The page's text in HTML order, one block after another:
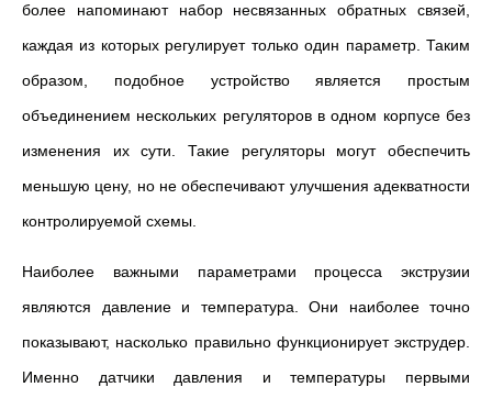
более напоминают набор несвязанных обратных связей,
каждая из которых регулирует только один параметр. Таким
образом, подобное устройство является простым
объединением нескольких регуляторов в одном корпусе без
изменения их сути. Такие регуляторы могут обеспечить
меньшую цену, но не обеспечивают улучшения адекватности
контролируемой схемы.
Наиболее важными параметрами процесса экструзии
являются давление и температура. Они наиболее точно
показывают, насколько правильно функционирует экструдер.
Именно датчики давления и температуры первыми